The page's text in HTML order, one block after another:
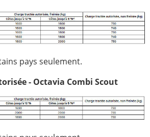
pays seulement.
- Octavia Combi Scout